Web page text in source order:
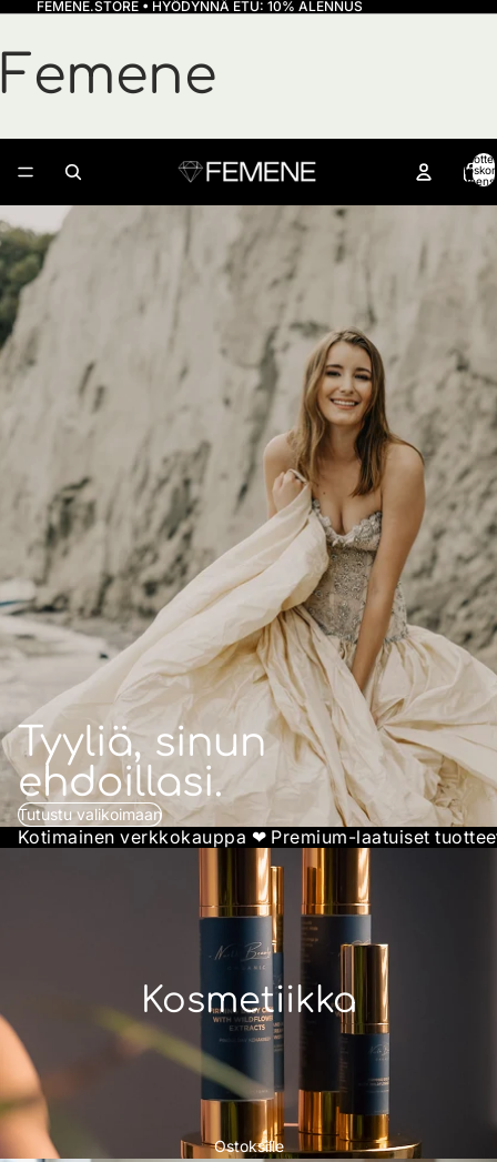
FEMENE.STORE • HYÖDYNNÄ ETU: 10% ALENNUS
Femene
Tyyliä, sinun
ehdoillasi.
Tutustu valikoimaan
Kotimainen verkkokauppa ❤︎ Premium-laatuiset
Kosmetiikka
Ostoksille